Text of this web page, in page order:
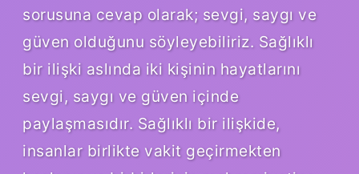
sorusuna cevap olarak; sevgi, saygı ve
güven olduğunu söyleyebiliriz. Sağlıklı
bir ilişki aslında iki kişinin hayatlarını
sevgi, saygı ve güven içinde
paylaşmasıdır. Sağlıklı bir ilişkide,
insanlar birlikte vakit geçirmekten